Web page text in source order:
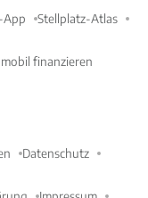
App Stellplatz-Atlas
finanzieren
Datenschutz